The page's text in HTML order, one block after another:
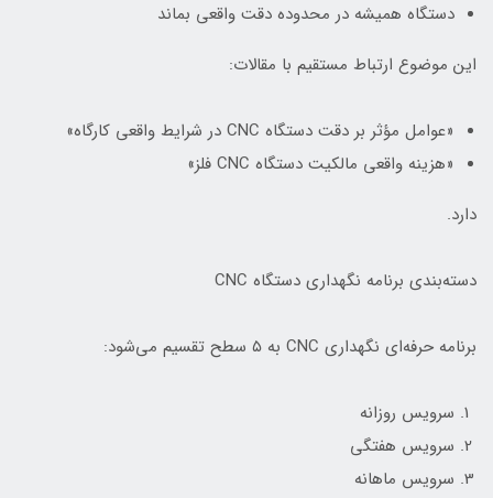
دستگاه همیشه در محدوده دقت واقعی بماند
این موضوع ارتباط مستقیم با مقالات:
«عوامل مؤثر بر دقت دستگاه CNC در شرایط واقعی کارگاه»
«هزینه واقعی مالکیت دستگاه CNC فلز»
دارد.
دسته‌بندی برنامه نگهداری دستگاه CNC
برنامه حرفه‌ای نگهداری CNC به ۵ سطح تقسیم می‌شود:
سرویس روزانه
سرویس هفتگی
سرویس ماهانه